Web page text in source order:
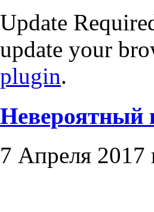
Update
update your
plugin.
Невероятный
7 Апреля 2017